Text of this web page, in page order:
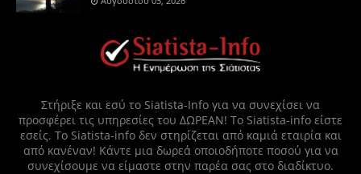
Στήριξε και εσύ το Siatista-Info για να συνεχίσει να
προσφέρει τις υπηρεσίες του ΔΩΡΕΑΝ! Το Siatista-info είστε
εσείς. Το Siatista-info δεν στηρίζεται από καμιά εταιρία και
από κανέναν! Κάντε μια δωρεά οποιοδήποτε ποσού για να
συνεχίσουμε να είμαστε στην παρέα σας στο διαδίκτυο.